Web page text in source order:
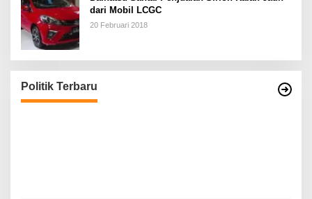
dari Mobil LCGC
20 Februari 2018
Politik Terbaru